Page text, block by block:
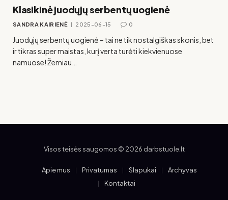
Klasikinė juodųjų serbentų uogienė
SANDRA KAIRIENĖ 2025-06-15 0
Juodųjų serbentų uogienė – tai ne tik nostalgiškas skonis, bet
ir tikras super maistas, kurį verta turėti kiekvienuose
namuose! Žemiau…
Visos teisės saugomos © 2026 darbstuole.lt
Apie mus Privatumas Slapukai
Archyvas
Kontaktai